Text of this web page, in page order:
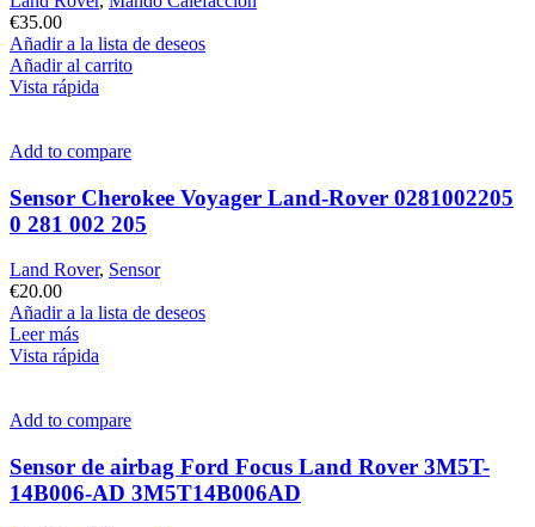
€35.00
Añadir a la lista de deseos
Añadir al carrito
Vista rápida
Add to compare
Sensor Cherokee Voyager Land-Rover 0281002205
0 281 002 205
Land Rover, Sensor
€20.00
Añadir a la lista de deseos
Leer más
Vista rápida
Add to compare
Sensor de airbag Ford Focus Land Rover 3M5T-
14B006-AD 3M5T14B006AD